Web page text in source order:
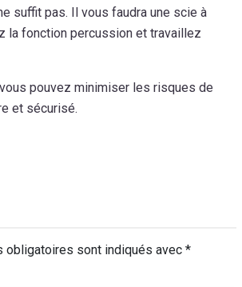
suffit pas. Il vous faudra une scie à
la fonction percussion et travaillez
pouvez minimiser les risques de
et sécurisé.
obligatoires sont indiqués avec *